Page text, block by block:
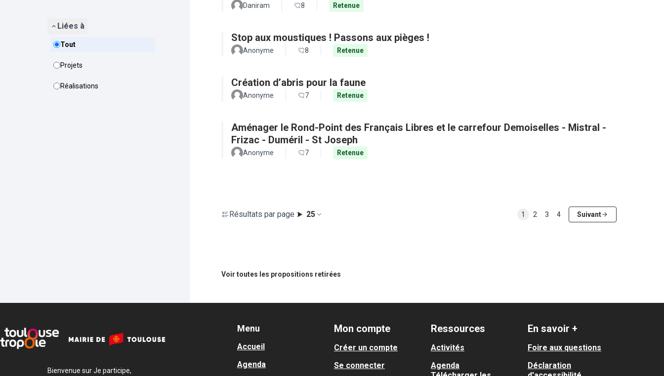
Liées à
Tout
Projets
Réalisations
Daniram 8 Retenue
Stop aux moustiques ! Passons aux pièges !
Anonyme 8 Retenue
Création d’abris pour la faune
Anonyme 7 Retenue
Aménager le Rond-Point des Français Libres et le carrefour Demoiselles - Mistral -
Frizac - Duméril - St Joseph
Anonyme 7 Retenue
Résultats par page : 25 1 2 3 4 Suivant
Voir toutes les propositions retirées
Bienvenue sur Je participe,
Menu
Accueil
Agenda
Mon compte
Créer un compte
Se connecter
Ressources
Activités
Agenda
En savoir +
Foire aux questions
Déclaration